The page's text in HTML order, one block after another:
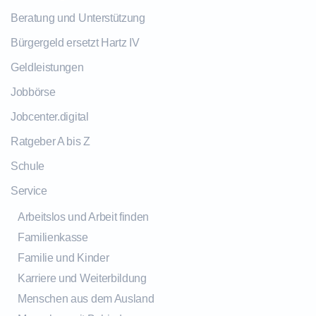
Beratung und Unterstützung
Bürgergeld ersetzt Hartz IV
Geldleistungen
Jobbörse
Jobcenter.digital
Ratgeber A bis Z
Schule
Service
Arbeitslos und Arbeit finden
Familienkasse
Familie und Kinder
Karriere und Weiterbildung
Menschen aus dem Ausland